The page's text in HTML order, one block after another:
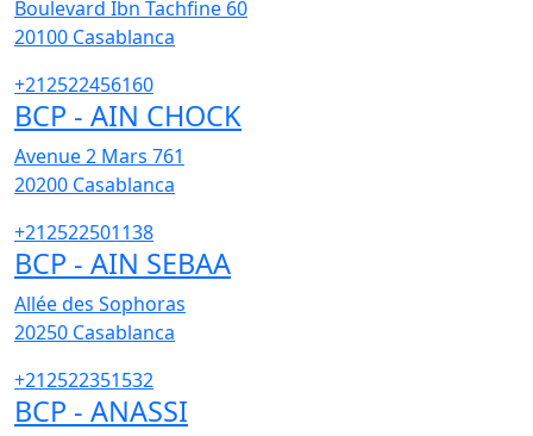
Boulevard Ibn Tachfine 60
20100 Casablanca
+212522456160
BCP - AIN CHOCK
Avenue 2 Mars 761
20200 Casablanca
+212522501138
BCP - AIN SEBAA
Allée des Sophoras
20250 Casablanca
+212522351532
BCP - ANASSI